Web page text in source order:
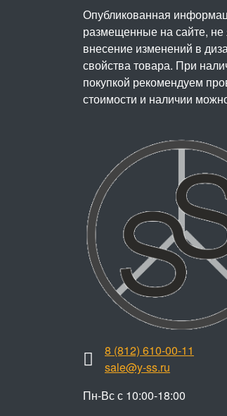
8 (812) 610-00-11
sale@y-ss.ru
Пн-Вс с 10:00-18:00
Опубликованная
размещенные на сайте, не
внесение изменений в
свойства товара. При
покупкой рекомендуем
стоимости и наличии